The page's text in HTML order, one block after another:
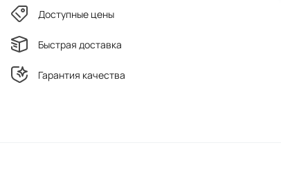
Доступные цены
Быстрая доставка
Гарантия качества